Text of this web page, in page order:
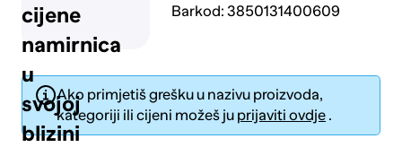
cijene
namirnica
u
svojoj
blizini
Barkod: 3850131400609
Ako primjetiš grešku u nazivu proizvoda,
kategoriji ili cijeni možeš ju prijaviti ovdje .